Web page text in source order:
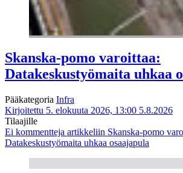
Skanska-pomo varoittaa:
Datakeskustyömaita uhkaa
Pääkategoria Infra
Kirjoitettu 5. elokuuta 2026, 13:00 5.8.2026
Tilaajille
Ei kommentteja artikkeliin Skanska-pomo
Datakeskustyömaita uhkaa osaajapula